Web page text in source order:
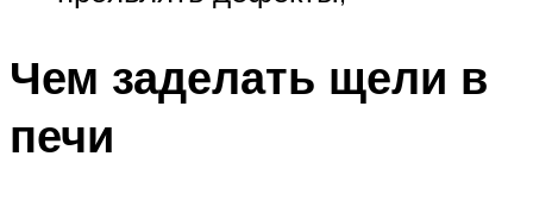
Чем заделать щели в
печи